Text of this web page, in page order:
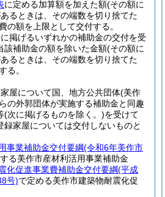
に定める加算額を加えた額(その額に
るときは、その端数を切り捨てた
の額を上限として交付する。
掲げるいずれかの補助金の交付を受
該補助金の額を除いた金額(その額に
るときは、その端数を切り捨てた
る。
屋について国、地方公共団体(美作
の外郭団体が実施する補助金と同趣
(次に掲げるものを除く。)を受けて
録家屋については交付しないものと
事業補助金交付要綱(令和6年美作市
る美作市産材利活用事業補助金
化促進事業費補助金交付要綱(平成
号)で定める美作市建築物耐震化促